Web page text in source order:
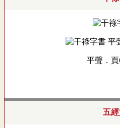
平聲．
五